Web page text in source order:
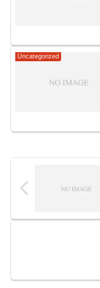
Uncategorized